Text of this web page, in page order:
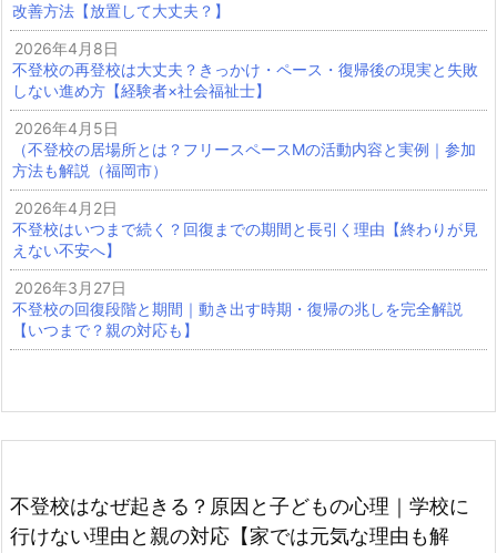
改善方法【放置して大丈夫？】
2026年4月8日
不登校の再登校は大丈夫？きっかけ・ペース・復帰後の現実と失敗
しない進め方【経験者×社会福祉士】
2026年4月5日
（不登校の居場所とは？フリースペースMの活動内容と実例｜参加
方法も解説（福岡市）
2026年4月2日
不登校はいつまで続く？回復までの期間と長引く理由【終わりが見
えない不安へ】
2026年3月27日
不登校の回復段階と期間｜動き出す時期・復帰の兆しを完全解説
【いつまで？親の対応も】
不登校はなぜ起きる？原因と子どもの心理｜学校に
行けない理由と親の対応【家では元気な理由も解